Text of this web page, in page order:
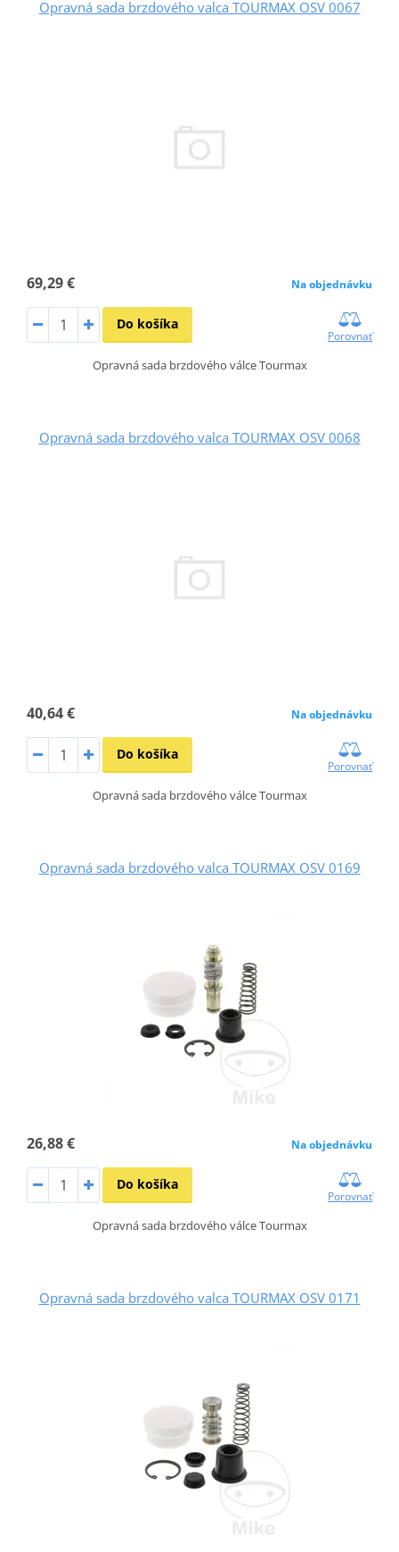
Opravná sada brzdového valca TOURMAX OSV 0067
69,29 € Na objednávku
Do košíka
Porovnať
Opravná sada brzdového válce Tourmax
Opravná sada brzdového valca TOURMAX OSV 0068
40,64 € Na objednávku
Do košíka
Porovnať
Opravná sada brzdového válce Tourmax
Opravná sada brzdového valca TOURMAX OSV 0169
26,88 € Na objednávku
Do košíka
Porovnať
Opravná sada brzdového válce Tourmax
Opravná sada brzdového valca TOURMAX OSV 0171